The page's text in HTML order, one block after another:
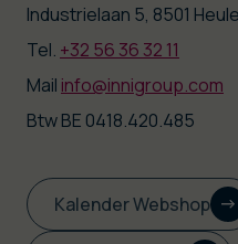
|Industrielaan 5, 8501
Tel. +32 56 36 32 11
|Mail info@innigroup.com
Btw BE 0418.420.485
Kalender Webshop